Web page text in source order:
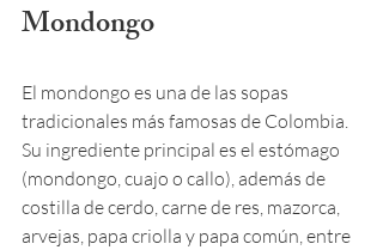
Mondongo
El mondongo es una de las sopas
tradicionales más famosas de Colombia.
Su ingrediente principal es el estómago
(mondongo, cuajo o callo), además de
costilla de cerdo, carne de res, mazorca,
arvejas, papa criolla y papa común, entre